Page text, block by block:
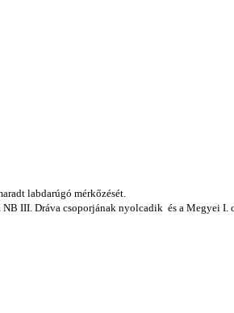
labdarúgó mérkőzését.
III. Dráva csoporjának nyolcadik és a Megyei